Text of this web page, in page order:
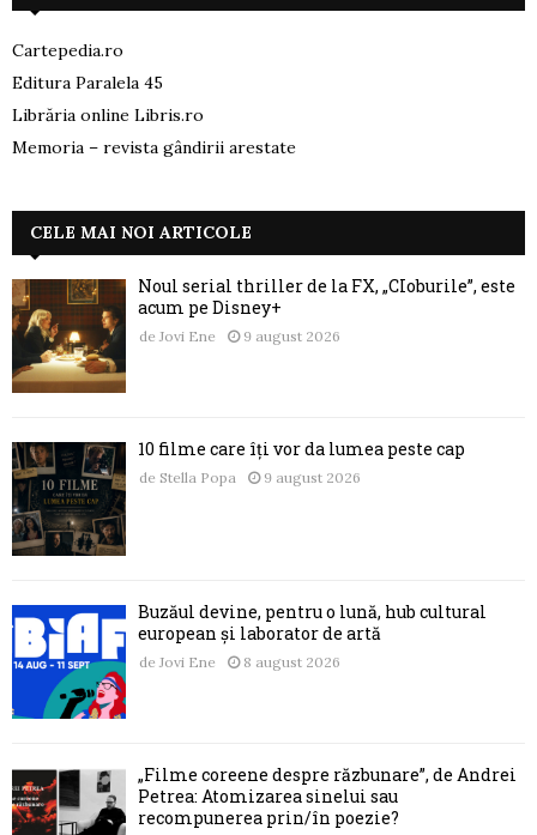
Cartepedia.ro
Editura Paralela 45
Librăria online Libris.ro
Memoria – revista gândirii arestate
CELE MAI NOI ARTICOLE
Noul serial thriller de la FX, „CIoburile”, este
acum pe Disney+
de Jovi Ene 9 august 2026
10 filme care îți vor da lumea peste cap
de Stella Popa 9 august 2026
Buzăul devine, pentru o lună, hub cultural
european și laborator de artă
de Jovi Ene 8 august 2026
„Filme coreene despre răzbunare”, de Andrei
Petrea: Atomizarea sinelui sau
recompunerea prin/în poezie?